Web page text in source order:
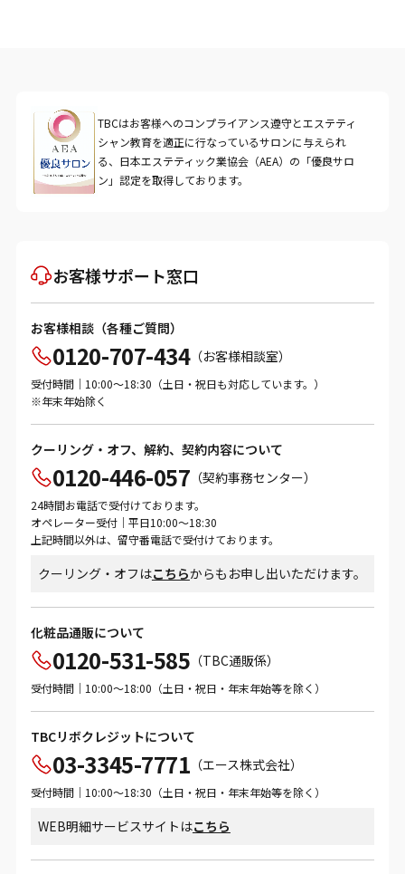
TBCはお客様へのコンプライアンス遵守とエステティ
シャン教育を適正に行なっているサロンに与えられ
る、日本エステティック業協会（AEA）の「優良サロ
ン」認定を取得しております。
お客様サポート窓口
お客様相談（各種ご質問）
0120-707-434（お客様相談室）
受付時間｜10:00～18:30（土日・祝日も対応しています。）
※年末年始除く
クーリング・オフ、解約、契約内容について
0120-446-057 （契約事務センター）
24時間お電話で受付けております。
オペレーター受付｜平日10:00～18:30
上記時間以外は、留守番電話で受付けております。
クーリング・オフはこちらからもお申し出いただけます。
化粧品通販について
0120-531-585 （TBC通販係）
受付時間｜10:00～18:00（土日・祝日・年末年始等を除く）
TBCリボクレジットについて
03-3345-7771 （エース株式会社）
受付時間｜10:00～18:30（土日・祝日・年末年始等を除く）
WEB明細サービスサイトはこちら